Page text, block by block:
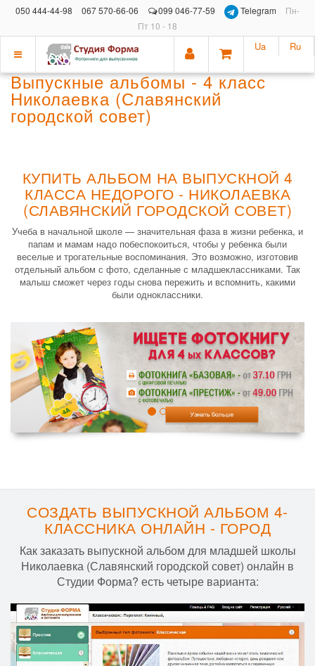
050 444-44-98 067 570-66-06 099 046-77-59 Telegram
Пн-
Пт 10 - 18
Показать
меню
Ua Ru
Выпускные альбомы - 4 класс
Николаевка (Славянский
городской совет)
КУПИТЬ АЛЬБОМ НА ВЫПУСКНОЙ 4
КЛАССА НЕДОРОГО - НИКОЛАЕВКА
(СЛАВЯНСКИЙ ГОРОДСКОЙ СОВЕТ)
Учеба в начальной школе — значительная фаза в жизни ребенка, и
папам и мамам надо побеспокоиться, чтобы у ребенка были
веселые и трогательные воспоминания. Это возможно, изготовив
отдельный альбом с фото, сделанные с младшеклассниками. Так
малыш сможет через годы снова пережить и вспомнить, какими
были одноклассники.
СОЗДАТЬ ВЫПУСКНОЙ АЛЬБОМ 4-
КЛАССНИКА ОНЛАЙН - ГОРОД
Как заказать выпускной альбом для младшей школы
Николаевка (Славянский городской совет) онлайн в
Студии Форма? есть четыре варианта: